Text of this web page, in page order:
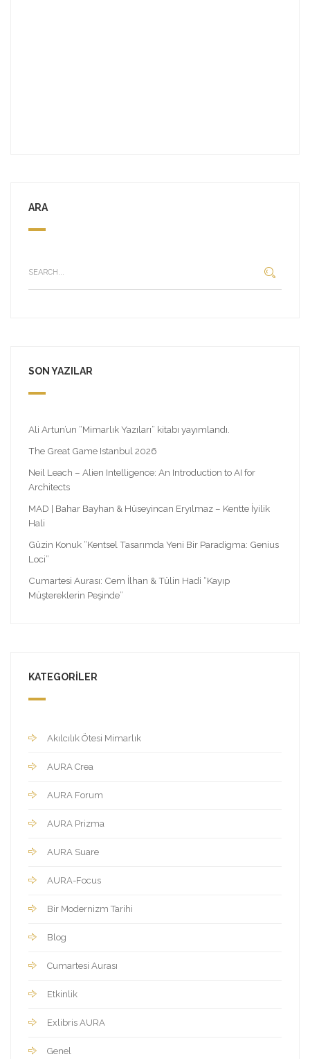
ARA
SON YAZILAR
Ali Artun’un “Mimarlık Yazıları” kitabı yayımlandı.
The Great Game Istanbul 2026
Neil Leach – Alien Intelligence: An Introduction to AI for
Architects
MAD | Bahar Bayhan & Hüseyincan Eryılmaz – Kentte İyilik
Hali
Güzin Konuk “Kentsel Tasarımda Yeni Bir Paradigma: Genius
Loci”
Cumartesi Aurası: Cem İlhan & Tülin Hadi “Kayıp
Müştereklerin Peşinde”
KATEGORILER
Akılcılık Ötesi Mimarlık
AURA Crea
AURA Forum
AURA Prizma
AURA Suare
AURA-Focus
Bir Modernizm Tarihi
Blog
Cumartesi Aurası
Etkinlik
Exlibris AURA
Genel